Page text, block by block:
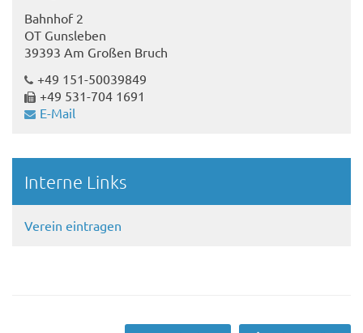
Bahnhof 2
OT Gunsleben
39393 Am Großen Bruch
+49 151-50039849
+49 531-704 1691
E-Mail
Interne Links
Verein eintragen